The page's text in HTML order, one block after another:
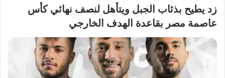
زد يطيح بذئاب الجبل ويتأهل لنصف نهائي كأس
عاصمة مصر بقاعدة الهدف الخارجي